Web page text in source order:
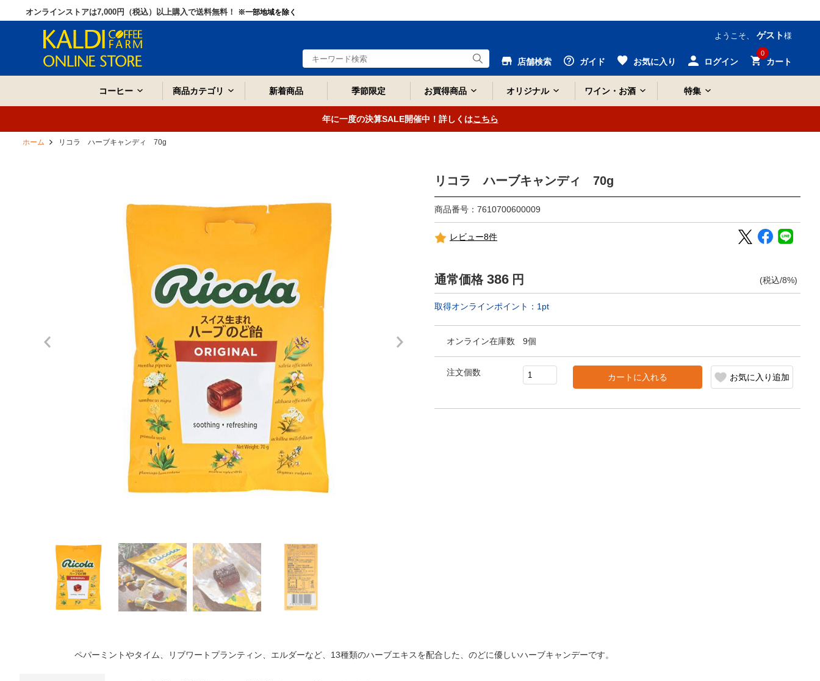
オンラインストアは7,000円（税込）以上購入で送料無料！ ※一部地域を除く
ようこそ、 ゲスト 様
店舗検索 ガイド お気に入り ログイン
0
カート
コーヒー 商品カテゴリ 新着商品 季節限定 お買得商品 オリジナル ワイン・お酒 特集
年に一度の決算SALE開催中！詳しくはこちら
ホーム リコラ ハーブキャンディ 70g
リコラ ハーブキャンディ 70g
商品番号：7610700600009
レビュー8件
通常価格 386 円 (税込/8%)
取得オンラインポイント： 1 pt
オンライン在庫数 9個
注文個数
カートに入れる お気に入り追加
ペパーミントやタイム、リブワートプランティン、エルダーなど、13種類のハーブエキスを配合した、のどに優しいハーブキャンデーです。